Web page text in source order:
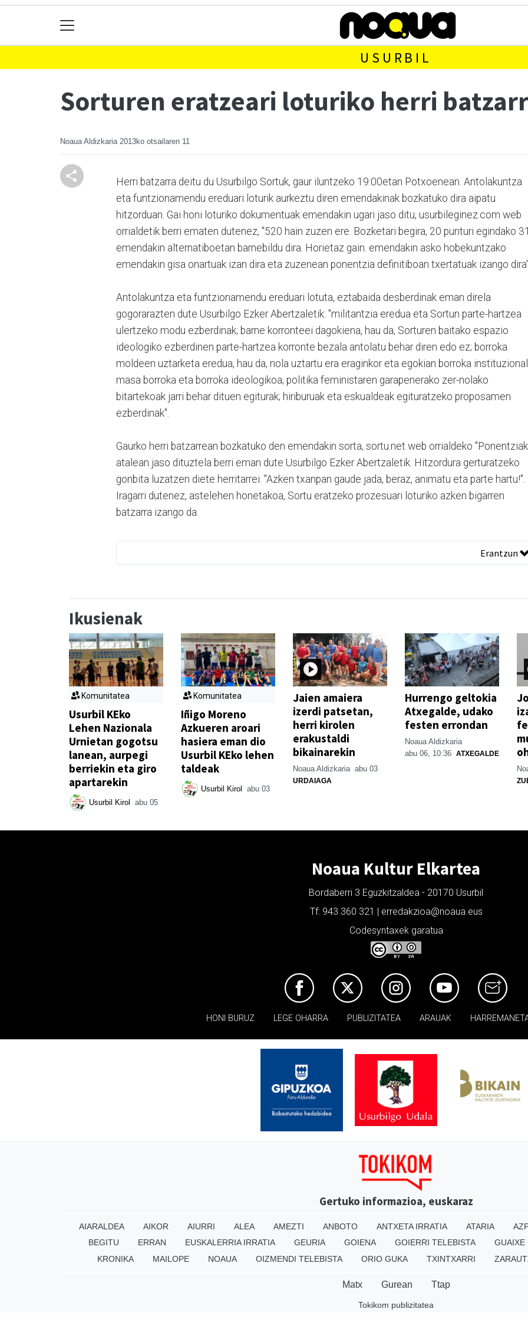
USURBIL
Sorturen eratzeari loturiko herri
Noaua Aldizkaria 2013ko otsailaren 11
Herri batzarra deitu du Usurbilgo Sortuk, gaur iluntzeko 19:00etan Potxoenean. Antolakuntza
eta funtzionamendu ereduari loturik aurkeztu diren emendakinak bozkatuko dira aipatu
hitzorduan. Gai honi loturiko dokumentuak emendakin ugari jaso ditu, usurbileginez.com web
orrialdetik berri ematen dutenez, "520 hain zuzen ere. Bozketari begira, 20 punturi egindako 31
emendakin alternatiboetan barnebildu dira. Horietaz gain. emendakin asko hobekuntzako
emendakin gisa onartuak izan dira eta zuzenean ponentzia definitiboan txertatuak izango
Antolakuntza eta funtzionamendu ereduari lotuta, eztabaida desberdinak eman direla
gogorarazten dute Usurbilgo Ezker Abertzaletik: "militantzia eredua eta Sortun parte-hartzea
ulertzeko modu ezberdinak; barne korronteei dagokiena, hau da, Sorturen baitako espazio
ideologiko ezberdinen parte-hartzea korronte bezala antolatu behar diren edo ez; borroka
moldeen uztarketa eredua, hau da, nola uztartu era eraginkor eta egokian borroka
masa borroka eta borroka ideologikoa; politika feministaren garapenerako zer-nolako
bitartekoak jarri behar dituen egiturak; hiriburuak eta eskualdeak egituratzeko proposamen
ezberdinak".
Gaurko herri batzarrean bozkatuko den emendakin sorta, sortu.net web orrialdeko
atalean jaso dituztela berri eman dute Usurbilgo Ezker Abertzaletik. Hitzordura gerturatzeko
gonbita luzatzen diete herritarrei. "Azken txanpan gaude jada, beraz, animatu eta parte hartu!".
Iragarri dutenez, astelehen honetakoa, Sortu eratzeko prozesuari loturiko azken bigarren
batzarra izango da.
Erantzun
Ikusienak
Komunitatea
Usurbil KEko
Lehen Nazionala
Urnietan gogotsu
lanean, aurpegi
berriekin eta giro
apartarekin
Usurbil Kirol abu 05
Komunitatea
Iñigo Moreno
Azkueren aroari
hasiera eman dio
Usurbil KEko lehen
taldeak
Usurbil Kirol abu 03
Jaien amaiera
izerdi patsetan,
herri kirolen
erakustaldi
bikainarekin
Noaua Aldizkaria abu 03
URDAIAGA
Hurrengo geltokia
Atxegalde, udako
festen errondan
Noaua Aldizkaria
abu 06, 10:36 ATXEGALDE
Noaua Kultur Elkartea
Bordaberri 3 Eguzkitzaldea - 20170 Usurbil
Tf: 943 360 321 | erredakzioa@noaua.eus
Codesyntaxek garatua
HONI BURUZ LEGE OHARRA PUBLIZITATEA ARAUAK
Gertuko informazioa, euskaraz
AIARALDEA AIKOR AIURRI ALEA AMEZTI ANBOTO ANTXETA IRRATIA ATARIA
BEGITU
ERRAN EUSKALERRIA IRRATIA GEURIA GOIENA GOIERRI TELEBISTA GUAIXE
KRONIKA
MAILOPE NOAUA OIZMENDI TELEBISTA ORIO GUKA TXINTXARRI
Matx Gurean Ttap
Tokikom publizitatea